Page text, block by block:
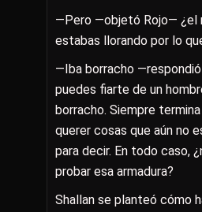
—Pero —objetó Rojo— ¿el
estabas llorando por lo
—Iba borracho
puedes fiarte de un
borracho. Siempre
querer cosas que aún no
para decir. En todo caso,
probar esa armadura?
Shallan se planteó cómo